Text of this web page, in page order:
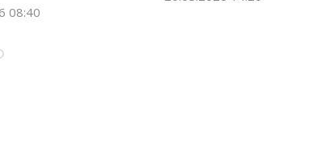
28.04.2026 11:32